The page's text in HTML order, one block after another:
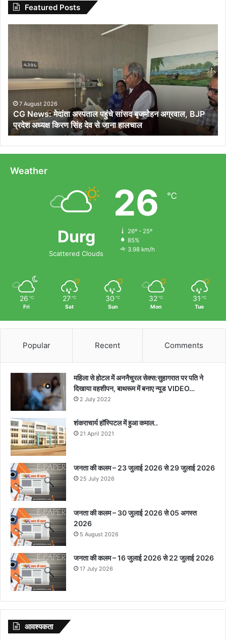
Featured Posts
अस्पताल
पहुंचे
सांसद
बृजमोहन
अग्रवाल,
BJP
प्रदेश
अध्यक्ष
किरण
सिंह
देव
7 August 2026
CG News: मेदांता अस्पताल पहुंचे सांसद बृजमोहन अग्रवाल, BJP
प्रदेश अध्यक्ष किरण सिंह देव से जाना हालचाल
Weather
Durg
Scattered Clouds
26 ℃
26º - 25º
85%
3.98 km/h
26 ℃
Fri
27 ℃
Sat
30 ℃
Sun
32 ℃
Mon
31 ℃
Tue
Popular Recent Comments
महिला से होटल में अननैचुरल सेक्स:सुहागरात पर पति ने
दिखाया वहशीपन, बाथरूम में बनाए न्यूड VIDEO…
2 July 2022
शंकराचार्य हॉस्पिटल में हुआ कमाल..
21 April 2021
जनता की कलम – 23 जुलाई 2026 से 29 जुलाई 2026
25 July 2026
जनता की कलम – 30 जुलाई 2026 से 05 अगस्त
2026
5 August 2026
जनता की कलम – 16 जुलाई 2026 से 22 जुलाई 2026
17 July 2026
आवश्‍यकता